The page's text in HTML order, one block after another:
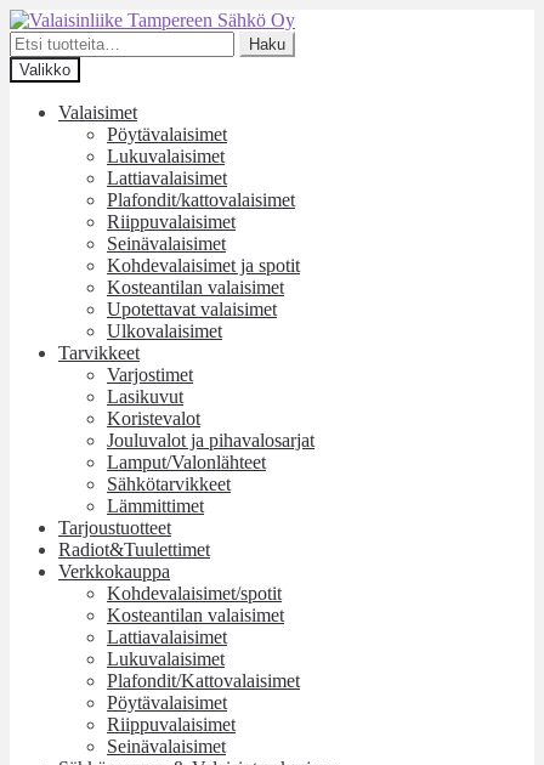
Siirry
navigointiin
Siirry
sisältöön
Etsi:
Haku
Valikko
Valaisimet
Pöytävalaisimet
Lukuvalaisimet
Lattiavalaisimet
Plafondit/kattovalaisimet
Riippuvalaisimet
Seinävalaisimet
Kohdevalaisimet ja spotit
Kosteantilan valaisimet
Upotettavat valaisimet
Ulkovalaisimet
Tarvikkeet
Varjostimet
Lasikuvut
Koristevalot
Jouluvalot ja pihavalosarjat
Lamput/Valonlähteet
Sähkötarvikkeet
Lämmittimet
Tarjoustuotteet
Radiot&Tuulettimet
Verkkokauppa
Kohdevalaisimet/spotit
Kosteantilan valaisimet
Lattiavalaisimet
Lukuvalaisimet
Plafondit/Kattovalaisimet
Pöytävalaisimet
Riippuvalaisimet
Seinävalaisimet